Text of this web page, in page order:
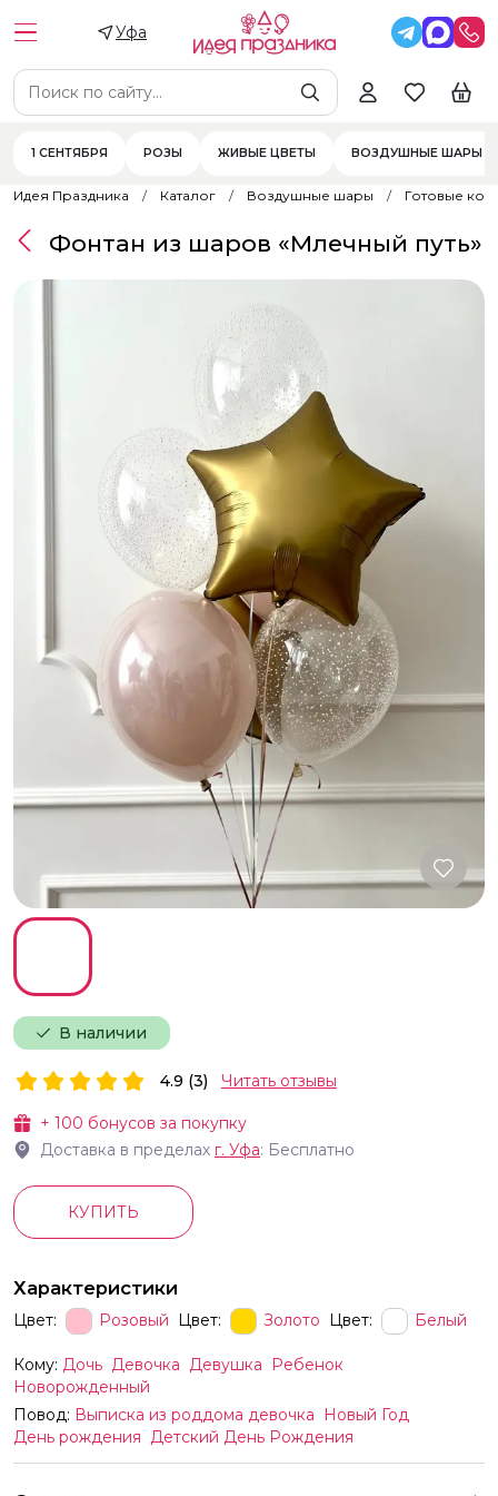
Уфа
1 СЕНТЯБРЯ РОЗЫ ЖИВЫЕ ЦВЕТЫ ВОЗДУШНЫЕ ШАРЫ
Идея Праздника Каталог Воздушные шары Готовые
В наличии
Фонтан из шаров «Млечный путь»
+ 100 бонусов за покупку
Доставка в пределах г. Уфа: Бесплатно
4.9 (3) Читать отзывы
КУПИТЬ
Характеристики
Цвет: Розовый Цвет: Золото Цвет: Белый
Кому: Дочь Девочка Девушка
Ребенок
Новорожденный
Повод: Выписка из роддома девочка
Новый Год
День рождения Детский День Рождения